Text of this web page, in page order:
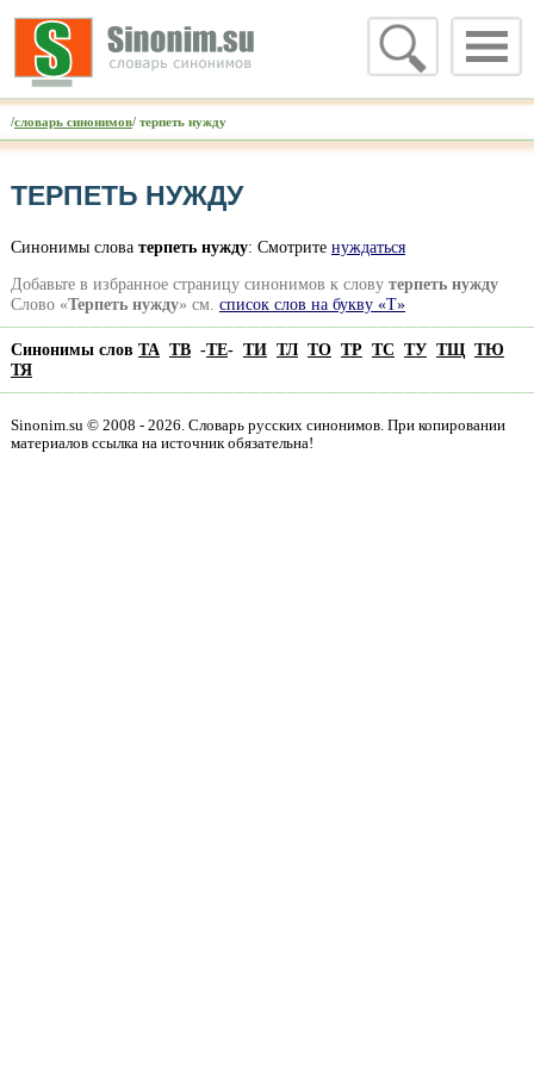
/словарь синонимов/ терпеть нужду
ТЕРПЕТЬ НУЖДУ
Синонимы слова терпеть нужду: Смотрите нуждаться
Добавьте в избранное страницу синонимов к слову терпеть нужду
Слово «Терпеть нужду» см. список слов на букву «Т»
Синонимы слов ТА ТВ-ТЕ- ТИ ТЛ ТО ТР ТС ТУ ТЩ ТЮ
ТЯ
Sinonim.su © 2008 - 2026. Словарь русских синонимов. При копировании
материалов ссылка на источник обязательна!